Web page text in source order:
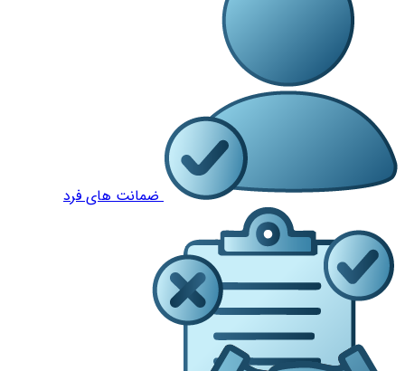
ضمانت های فرد